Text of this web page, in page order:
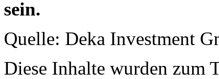
sein.
Quelle: Deka Investment
Diese Inhalte wurden zum